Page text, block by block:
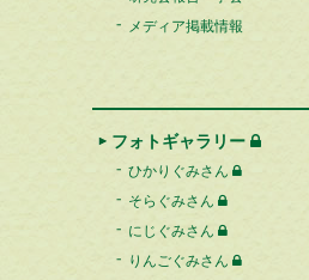
メディア掲載情報
フォトギャラリー
ひかりぐみさん
そらぐみさん
にじぐみさん
りんごぐみさん